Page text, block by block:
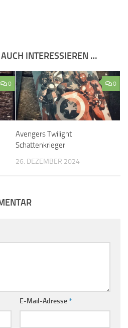
INTERESSIEREN …
0 0
Avengers Twilight
Schattenkrieger
26. DEZEMBER 2024
E-Mail-Adresse*